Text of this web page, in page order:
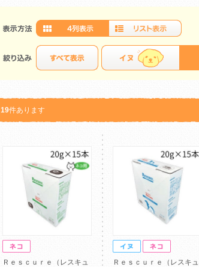
19件あります
Ｒｅｓｃｕｒｅ（レスキュ
Ｒｅｓｃｕｒｅ（レスキュ